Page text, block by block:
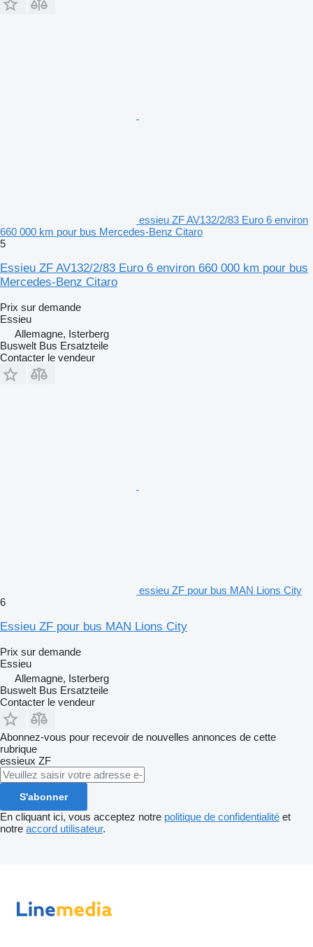
essieu ZF AV132/2/83 Euro 6 environ
660 000 km pour bus Mercedes-Benz Citaro
5
Essieu ZF AV132/2/83 Euro 6 environ 660 000 km pour bus
Mercedes-Benz Citaro
Prix sur demande
Essieu
Allemagne, Isterberg
Buswelt Bus Ersatzteile
Contacter le vendeur
essieu ZF pour bus MAN Lions City
6
Essieu ZF pour bus MAN Lions City
Prix sur demande
Essieu
Allemagne, Isterberg
Buswelt Bus Ersatzteile
Contacter le vendeur
Abonnez-vous pour recevoir de nouvelles annonces de cette
rubrique
essieux ZF
S'abonner
En cliquant ici, vous acceptez notre politique de confidentialité et
notre accord utilisateur.